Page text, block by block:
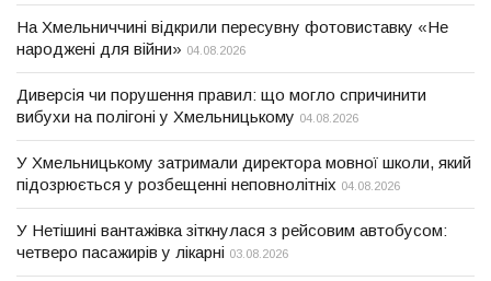
На Хмельниччині відкрили пересувну фотовиставку «Не
народжені для війни» 04.08.2026
Диверсія чи порушення правил: що могло спричинити
вибухи на полігоні у Хмельницькому 04.08.2026
У Хмельницькому затримали директора мовної школи, який
підозрюється у розбещенні неповнолітніх 04.08.2026
У Нетішині вантажівка зіткнулася з рейсовим автобусом:
четверо пасажирів у лікарні 03.08.2026